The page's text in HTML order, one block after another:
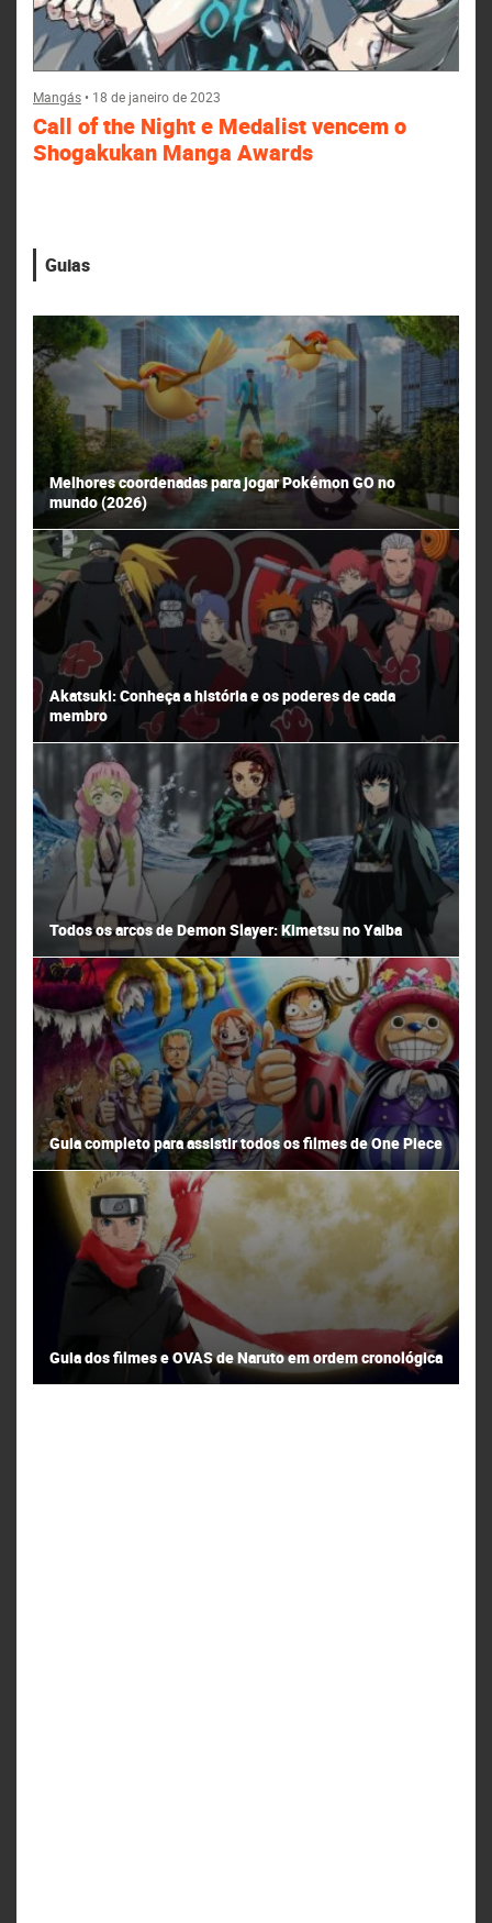
Mangás• 18 de janeiro de 2023
Call of the Night e Medalist vencem o
Shogakukan Manga Awards
Guias
Melhores coordenadas para jogar Pokémon GO no
mundo (2026)
Akatsuki: Conheça a história e os poderes de cada
membro
Todos os arcos de Demon Slayer: Kimetsu no Yaiba
Guia completo para assistir todos os filmes de One Piece
Guia dos filmes e OVAS de Naruto em ordem cronológica